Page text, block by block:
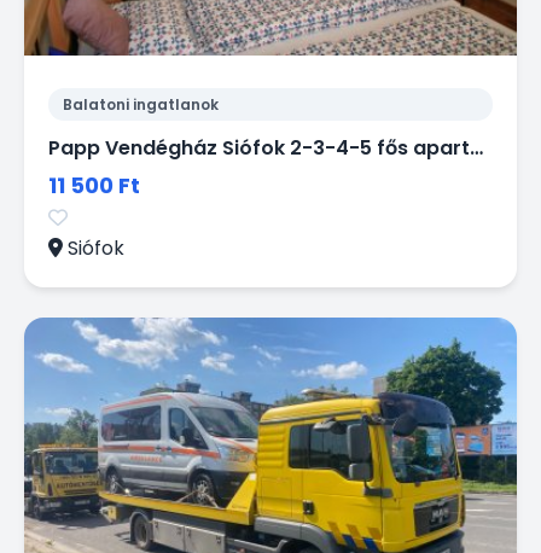
Balatoni ingatlanok
Papp Vendégház Siófok 2-3-4-5 fős apartmanok kiadók
11 500 Ft
Siófok